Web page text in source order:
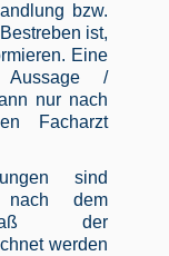
bzw.
ist,
Eine
Aussage /
nur nach
Facharzt
sind
nach dem
der
werden